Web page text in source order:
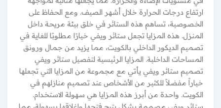
ارتفاع درجات الحرارة خلال أشهر الصيف. ومع الحفاظ على
الخصوصية، تساهم هذه الستائر في خلق بيئة مريحة داخل
المنزل. هذه المزايا تجعل ستائر ويفي خيارًا مطلوبًا للغاية في
تصميم الديكور الداخلي بالكويت، مما يزيد من جمال ورونق
المساحات الداخلية. المزايا الرئيسية لتفصيل ستائر ويفي
تصميم ستائر ويفي يأتي مع مجموعة من المزايا التي تجعلها
خياراً مفضلاً للكثير من الأشخاص عند تصميم منازلهم في
الكويت. واحدة من أبرز هذه المزايا هي سهولة الاستخدام.